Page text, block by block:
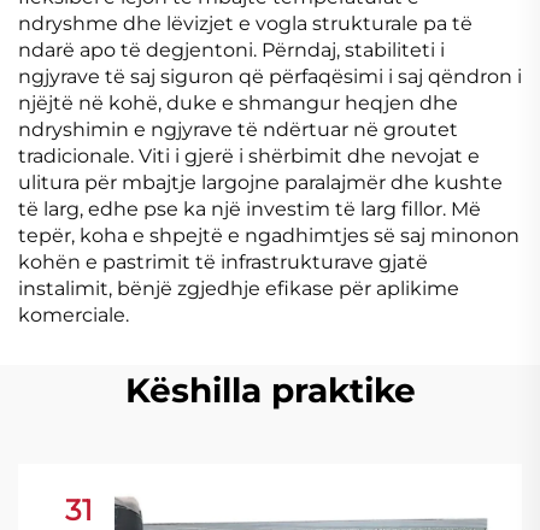
ndryshme dhe lëvizjet e vogla strukturale pa të
ndarë apo të degjentoni. Përndaj, stabiliteti i
ngjyrave të saj siguron që përfaqësimi i saj qëndron i
njëjtë në kohë, duke e shmangur heqjen dhe
ndryshimin e ngjyrave të ndërtuar në groutet
tradicionale. Viti i gjerë i shërbimit dhe nevojat e
ulitura për mbajtje largojne paralajmër dhe kushte
të larg, edhe pse ka një investim të larg fillor. Më
tepër, koha e shpejtë e ngadhimtjes së saj minonon
kohën e pastrimit të infrastrukturave gjatë
instalimit, bënjë zgjedhje efikase për aplikime
komerciale.
Këshilla praktike
31